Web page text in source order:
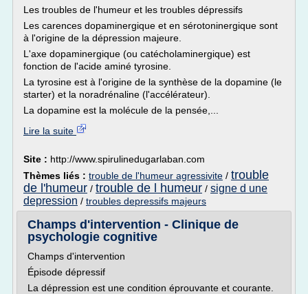
Les troubles de l'humeur et les troubles dépressifs
Les carences dopaminergique et en sérotoninergique sont
à l'origine de la dépression majeure.
L'axe dopaminergique (ou catécholaminergique) est
fonction de l'acide aminé tyrosine.
La tyrosine est à l'origine de la synthèse de la dopamine (le
starter) et la noradrénaline (l'accélérateur).
La dopamine est la molécule de la pensée,...
Lire la suite
Site : http://www.spirulinedugarlaban.com
Thèmes liés : trouble de l'humeur agressivite / trouble
de l'humeur / trouble de l humeur / signe d une
depression / troubles depressifs majeurs
Champs d'intervention - Clinique de
psychologie cognitive
Champs d'intervention
Épisode dépressif
La dépression est une condition éprouvante et courante.